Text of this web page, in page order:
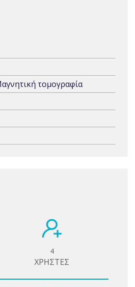
τομογραφία
4
ΧΡΗΣΤΕΣ